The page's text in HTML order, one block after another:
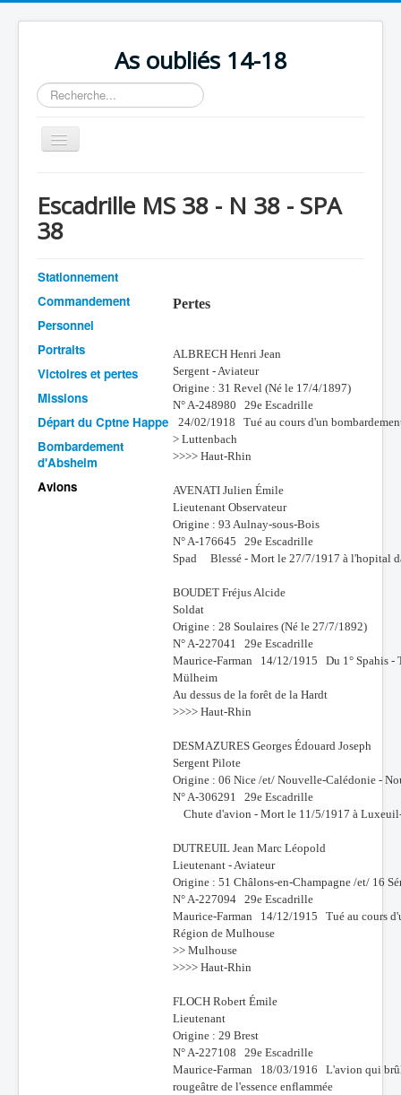
As oubliés 14-18
Rechercher
Basculer
la
Chronologie
Escadrilles
Organisation
Avions
Personnels
Formation
Doctrines
Batailles
Les As
Cahiers des As
Escadrille MS 38 - N 38 - SPA
38
Stationnement
Commandement
Personnel
Portraits
Victoires et pertes
Missions
Départ du Cptne Happe
Bombardement
d'Absheim
Avions
Pertes
ALBRECH Henri Jean
Sergent - Aviateur
Origine : 31 Revel (Né le 17/4/1897)
N° A-248980 29e Escadrille
24/02/1918 Tué au cours d'un
> Luttenbach
>>>> Haut-Rhin
AVENATI Julien Émile
Lieutenant Observateur
Origine : 93 Aulnay-sous-Bois
N° A-176645 29e Escadrille
Spad Blessé - Mort le 27/7/1917 à l'hopital
BOUDET Fréjus Alcide
Soldat
Origine : 28 Soulaires (Né le 27/7/1892)
N° A-227041 29e Escadrille
Maurice-Farman 14/12/1915 Du 1° Spahis -
Mülheim
Au dessus de la forêt de la Hardt
>>>> Haut-Rhin
DESMAZURES Georges Édouard Joseph
Sergent Pilote
Origine : 06 Nice /et/ Nouvelle-Calédonie -
N° A-306291 29e Escadrille
Chute d'avion - Mort le 11/5/1917 à
DUTREUIL Jean Marc Léopold
Lieutenant - Aviateur
Origine : 51 Châlons-en-Champagne /et/ 16
N° A-227094 29e Escadrille
Maurice-Farman 14/12/1915 Tué au cours
Région de Mulhouse
>> Mulhouse
>>>> Haut-Rhin
FLOCH Robert Émile
Lieutenant
Origine : 29 Brest
N° A-227108 29e Escadrille
Maurice-Farman 18/03/1916 L'avion qui
rougeâtre de l'essence enflammée